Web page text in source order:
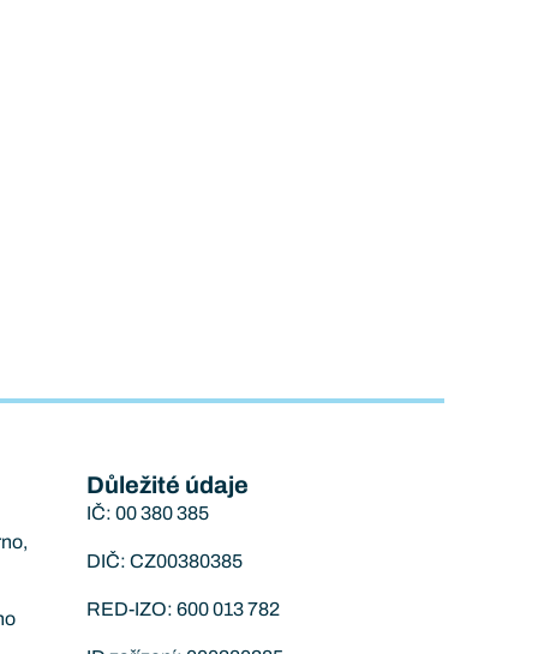
Důležité údaje
IČ: 00 380 385
DIČ: CZ00380385
RED-IZO: 600 013 782